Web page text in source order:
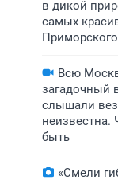
в дикой
самых
Всю
загадочный
слышали
неизвестна.
быть
«Смели